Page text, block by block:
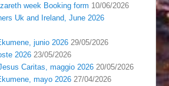
week Booking form 10/06/2026
Uk and Ireland, June 2026
junio 2026 29/05/2026
2026 23/05/2026
Caritas, maggio 2026 20/05/2026
mayo 2026 27/04/2026